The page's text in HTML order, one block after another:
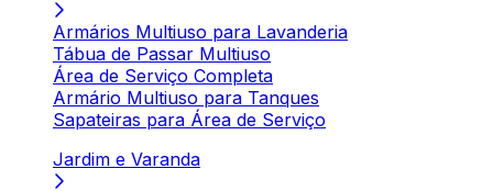
Armários Multiuso para Lavanderia
Tábua de Passar Multiuso
Área de Serviço Completa
Armário Multiuso para Tanques
Sapateiras para Área de Serviço
Jardim e Varanda